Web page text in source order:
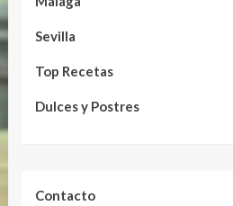
Sevilla
Top Recetas
Dulces y Postres
Contacto